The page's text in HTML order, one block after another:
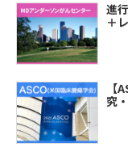
進
＋
【
究